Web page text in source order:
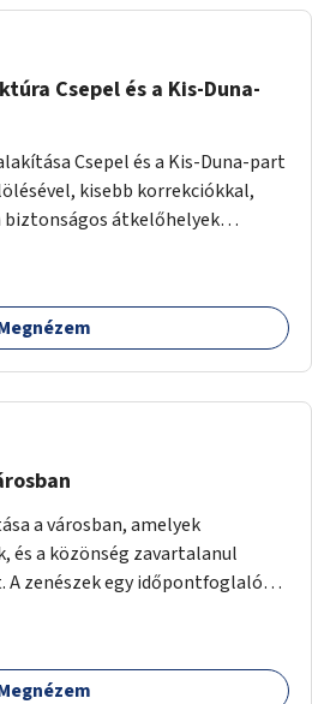
Csepel és a Kis-Duna-
Csepel és a Kis-Duna-part
kisebb korrekciókkal,
átkelőhelyek
a városban, amelyek
és a közönség zavartalanul
A zenészek egy időpontfoglalón